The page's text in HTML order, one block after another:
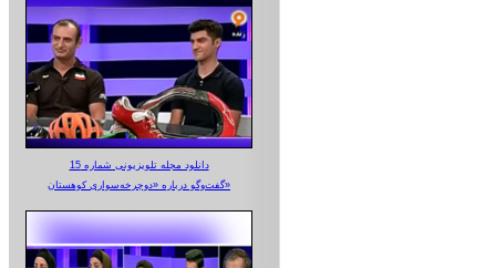
دانلود مجله تلویزیونی شماره 15
گفت‌وگو درباره «دوچرخه‌سواری کوهستان»